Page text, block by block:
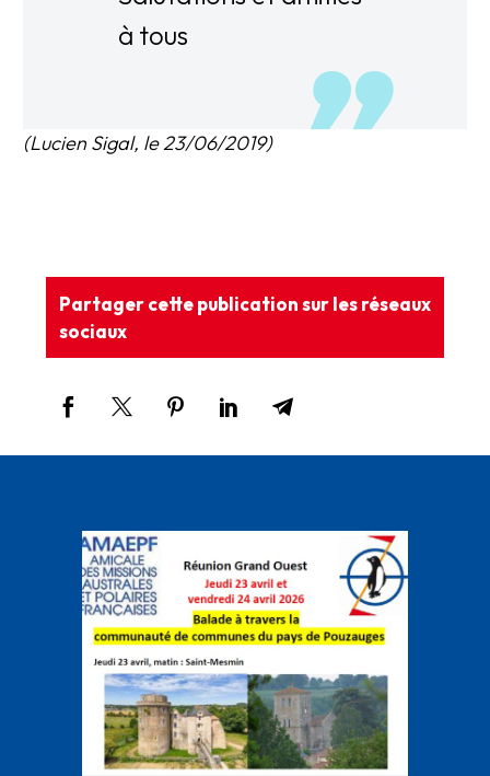
à tous
(Lucien Sigal, le 23/06/2019)
Partager cette publication sur les réseaux
sociaux